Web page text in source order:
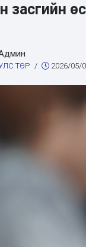
засгийн
ТӨР / 2026/05/